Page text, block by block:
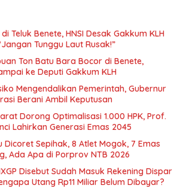
Teluk Benete, HNSI Desak Gakkum KLH
Tunggu Laut Rusak!”
Ton Batu Bara Bocor di Benete,
ke Deputi Gakkum KLH
Mengendalikan Pemerintah, Gubernur
Berani Ambil Keputusan
Dorong Optimalisasi 1.000 HPK, Prof.
Lahirkan Generasi Emas 2045
Dicoret Sepihak, 8 Atlet Mogok, 7 Emas
Ada Apa di Porprov NTB 2026
Disebut Sudah Masuk Rekening Dispar
Utang Rp11 Miliar Belum Dibayar?